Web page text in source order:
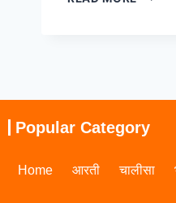
Popular Category
Home आरती चालीसा